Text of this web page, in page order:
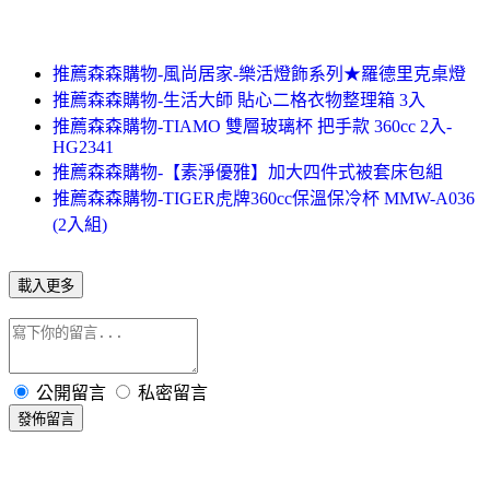
推薦森森購物-風尚居家-樂活燈飾系列★羅德里克桌燈
推薦森森購物-生活大師 貼心二格衣物整理箱 3入
推薦森森購物-TIAMO 雙層玻璃杯 把手款 360cc 2入-
HG2341
推薦森森購物-【素淨優雅】加大四件式被套床包組
推薦森森購物-TIGER虎牌360cc保溫保冷杯 MMW-A036
(2入組)
載入更多
公開留言 私密留言
發佈留言